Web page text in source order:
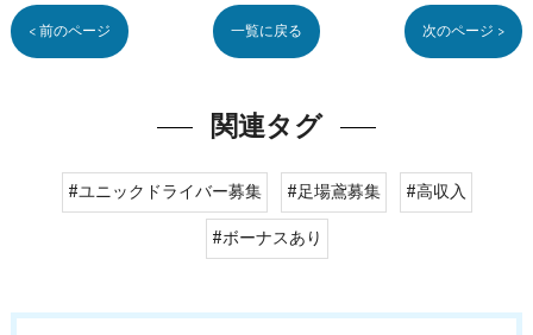
< 前のページ 一覧に戻る 次のページ >
関連タグ
#ユニックドライバー募集 #足場鳶募集
#高収入
#ボーナスあり